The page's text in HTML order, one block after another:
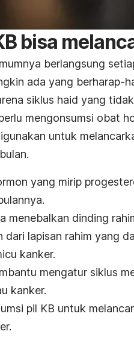
bisa
berlangsung
ada yang berharap-
siklus haid yang
mengonsumsi obat
untuk
yang mirip
menebalkan dinding
lapisan rahim yang
kanker.
mengatur siklus
kanker.
pil KB untuk